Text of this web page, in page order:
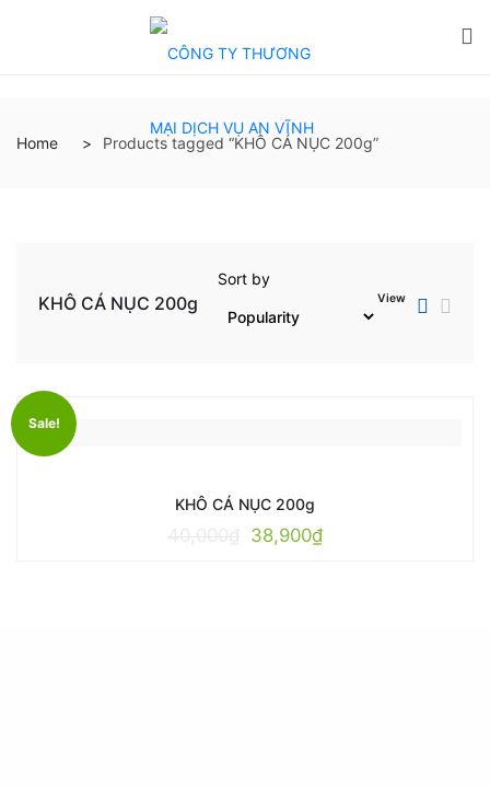
Home Products tagged “KHÔ CÁ NỤC 200g”
KHÔ CÁ NỤC 200g
Sort by
View
Sale!
KHÔ CÁ NỤC 200g
38,900₫